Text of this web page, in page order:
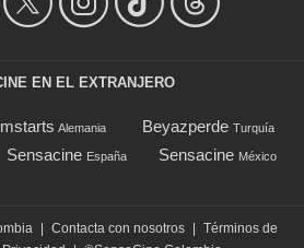
EN EL EXTRANJERO
Alemania Beyazperde Turquía
Sensacine España Sensacine México
Contacta con nosotros
Términos de